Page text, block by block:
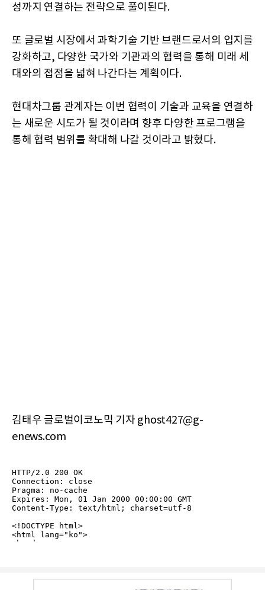
성까지 연결하는 전략으로 풀이된다.
또 글로벌 시장에서 과학기술 기반 브랜드로서의 입지를
강화하고, 다양한 국가와 기관과의 협력을 통해 미래 세
대와의 접점을 넓혀 나간다는 계획이다.
현대차그룹 관계자는 이번 협력이 기술과 교육을 연결하
는 새로운 시도가 될 것이라며 향후 다양한 프로그램을
통해 협력 범위를 확대해 나갈 것이라고 밝혔다.
김태우 글로벌이코노믹 기자 ghost427@g-
enews.com